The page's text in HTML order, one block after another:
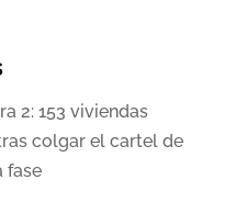
2: 153 viviendas
colgar el cartel de
fase